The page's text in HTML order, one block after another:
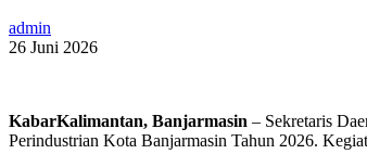
admin
26 Juni 2026
KabarKalimantan, Banjarmasin – Sekretaris
Perindustrian Kota Banjarmasin Tahun 2026.